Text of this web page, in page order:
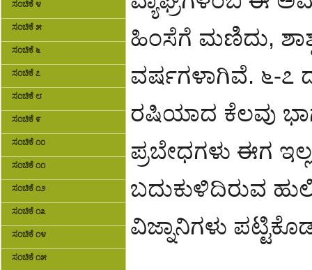
ಸಂಚಿಕೆ ೪
ಸಂಚಿಕೆ ೫
ಸಂಚಿಕೆ ೬
ಸಂಚಿಕೆ ೭
ಸಂಚಿಕೆ ೮
ಸಂಚಿಕೆ ೯
ಸಂಚಿಕೆ ೧೦
ಸಂಚಿಕೆ ೧೧
ಸಂಚಿಕೆ ೧೨
ಸಂಚಿಕೆ ೧೩
ಸಂಚಿಕೆ ೧೪
ಸಂಚಿಕೆ ೧೫
ಹಿಂಸೆಗೆ ಮಣಿದು,
ವರ್ಷಗಳಾಗಿವೆ. ೬-೭
ರಷಿಯಾದ ಕೆಲವು
ಪ್ರಬೇಧಗಳು ಈಗ
ಬದುಕುಳಿದಿರುವ
ವಿಜ್ನಾನಿಗಳು